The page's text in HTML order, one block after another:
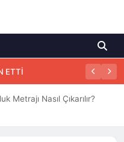
ETTİ
Metrajı Nasıl Çıkarılır?